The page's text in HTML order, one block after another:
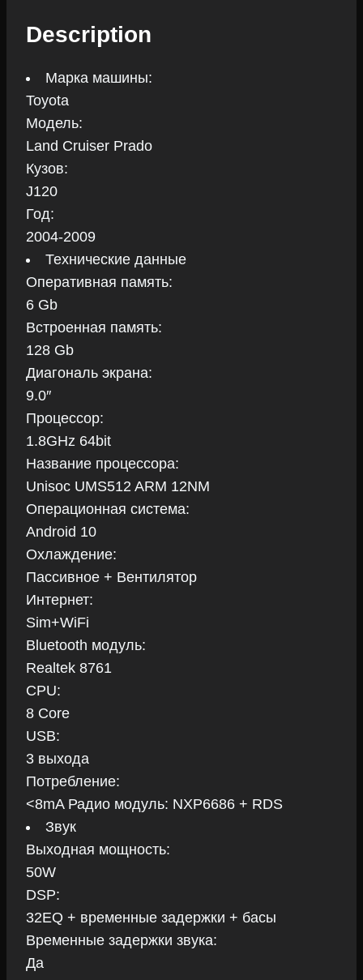
quantity
Description
Марка машины:
Toyota
Модель:
Land Cruiser Prado
Кузов:
J120
Год:
2004-2009
Технические данные
Оперативная память:
6 Gb
Встроенная память:
128 Gb
Диагональ экрана:
9.0″
Процессор:
1.8GHz 64bit
Название процессора:
Unisoc UMS512 ARM 12NM
Операционная система:
Android 10
Охлаждение:
Пассивное + Вентилятор
Интернет:
Sim+WiFi
Bluetooth модуль:
Realtek 8761
CPU:
8 Core
USB:
3 выхода
Потребление:
<8mA Радио модуль: NXP6686 + RDS
Звук
Выходная мощность:
50W
DSP:
32EQ + временные задержки + басы
Временные задержки звука:
Да